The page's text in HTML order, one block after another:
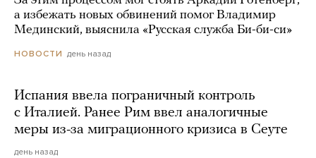
а избежать новых обвинений помог Владимир
Мединский, выяснила «Русская служба Би-би-си»
НОВОСТИ день назад
Испания ввела пограничный контроль
с Италией. Ранее Рим ввел аналогичные
меры из-за миграционного кризиса в Сеуте
день назад